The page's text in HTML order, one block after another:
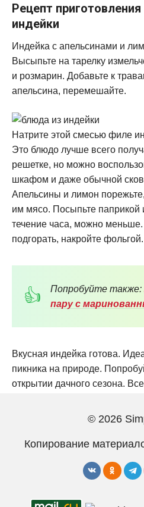
Рецепт
индейки
Индейка с апельсинами и
Высыпьте на тарелку
и розмарин. Добавьте к
апельсина, перемешайте.
Натрите этой смесью филе
Это блюдо лучше всего
решетке, но можно
шкафом и даже обычной
Апельсины и лимон
им мясо. Посыпьте паприкой
течение часа, можно
подгорать, накройте фольгой.
Попробуйте также:
пару с
Вкусная индейка готова.
пикника на природе.
открытии дачного сезона.
с гранатовым соусом,
© 2026
Копирование